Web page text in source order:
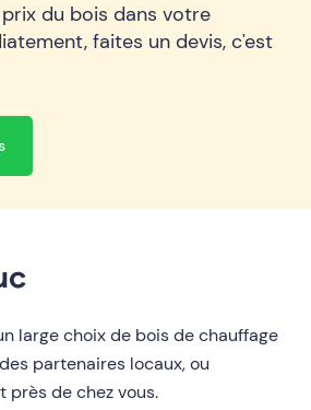
du bois dans votre
faites un devis, c'est
large choix de bois de chauffage
partenaires locaux, ou
de chez vous.